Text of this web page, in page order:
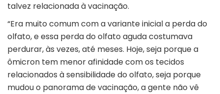
talvez relacionada à vacinação.
“Era muito comum com a variante inicial a perda do
olfato, e essa perda do olfato aguda costumava
perdurar, às vezes, até meses. Hoje, seja porque a
ômicron tem menor afinidade com os tecidos
relacionados à sensibilidade do olfato, seja porque
mudou o panorama de vacinação, a gente não vê